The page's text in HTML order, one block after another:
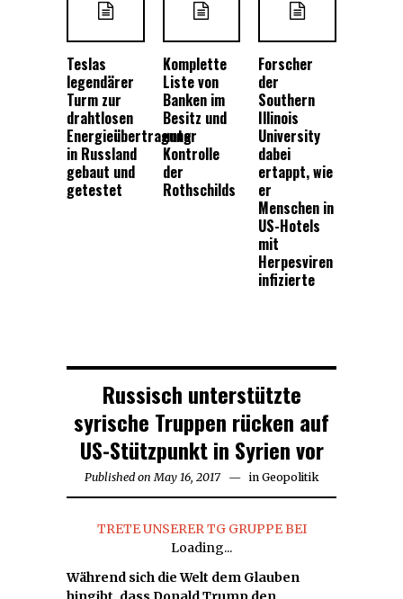
Teslas
legendärer
Turm zur
drahtlosen
Energieübertragung
in Russland
gebaut und
getestet
Komplette
Liste von
Banken im
Besitz und
unter
Kontrolle
der
Rothschilds
Forscher
der
Southern
Illinois
University
dabei
ertappt, wie
er
Menschen in
US-Hotels
mit
Herpesviren
infizierte
Russisch unterstützte
syrische Truppen rücken auf
US-Stützpunkt in Syrien vor
Published on May 16, 2017May in Geopolitik
TRETE UNSERER TG GRUPPE BEI
Loading...
Während sich die Welt dem Glauben